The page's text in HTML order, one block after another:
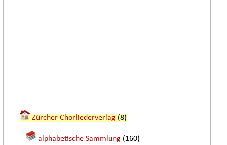
Zürcher Chorliederverlag (8)
alphabetische Sammlung (160)